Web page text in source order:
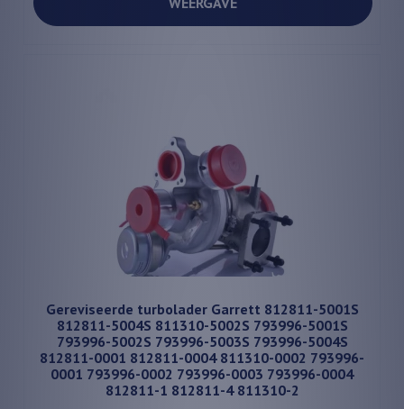
Gereviseerde turbolader Garrett 812811-5001S
812811-5004S 811310-5002S 793996-5001S
793996-5002S 793996-5003S 793996-5004S
812811-0001 812811-0004 811310-0002 793996-
0001 793996-0002 793996-0003 793996-0004
812811-1 812811-4 811310-2